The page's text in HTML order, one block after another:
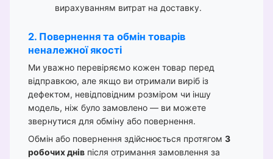
вирахуванням витрат на доставку.
2. Повернення та обмін товарів
неналежної якості
Ми уважно перевіряємо кожен товар перед
відправкою, але якщо ви отримали виріб із
дефектом, невідповідним розміром чи іншу
модель, ніж було замовлено — ви можете
звернутися для обміну або повернення.
Обмін або повернення здійснюється протягом 3
робочих днів після отримання замовлення за